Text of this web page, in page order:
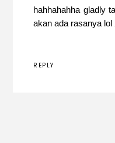
hahhahahha gladly
akan ada rasanya lol
REPLY